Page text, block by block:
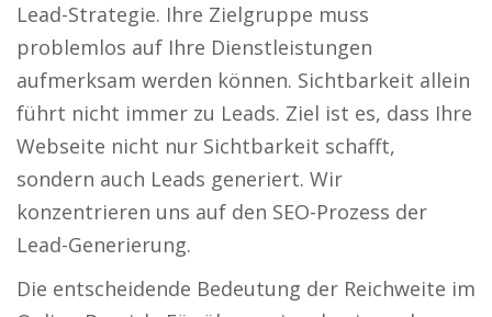
Lead-Strategie. Ihre Zielgruppe muss
problemlos auf Ihre Dienstleistungen
aufmerksam werden können. Sichtbarkeit allein
führt nicht immer zu Leads. Ziel ist es, dass Ihre
Webseite nicht nur Sichtbarkeit schafft,
sondern auch Leads generiert. Wir
konzentrieren uns auf den SEO-Prozess der
Lead-Generierung.
Die entscheidende Bedeutung der Reichweite im